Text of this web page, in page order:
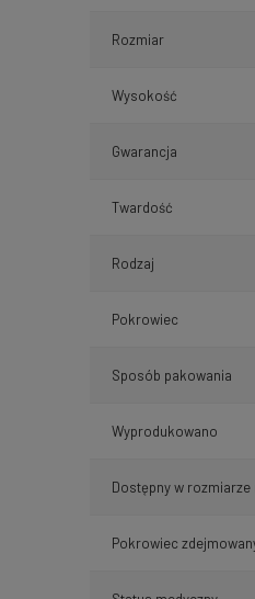
Rozmiar
Wysokość
Gwarancja
Twardość
Rodzaj
Pokrowiec
Sposób pakowania
Wyprodukowano
Dostępny w rozmiarze
Pokrowiec